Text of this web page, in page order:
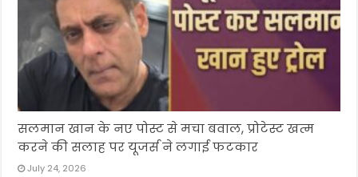
सलमान खान के नए पोस्ट से मचा बवाल, प्रोटेस्ट खत्म
करने की सलाह पर यूजर्स ने लगाई फटकार
July 24, 2026